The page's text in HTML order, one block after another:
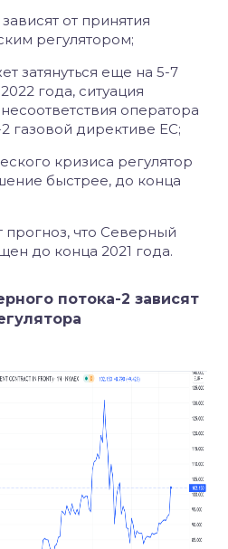
от принятия
регулятором;
затянуться еще на 5-7
года, ситуация
оператора
газовой директиве ЕС;
кризиса регулятор
быстрее, до конца
прогноз, что Северный
до конца 2021 года.
потока-2 зависят